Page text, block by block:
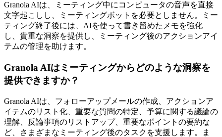
Granola AIは、ミーティング中にコンピュータの音声を直接
文字起こしし、ミーティングボットを必要としません。ミー
ティング終了後には、AIを使って書き留めたメモを強化
し、貴重な洞察を提供し、ミーティング後のアクションアイ
テムの管理を助けます。
Granola AIはミーティングからどのような洞察を
提供できますか？
Granola AIは、フォローアップメールの作成、アクションア
イテムのリスト化、重要な質問の特定、予算に関する議論の
理解、反論事項のリストアップ、重要なポイントの要約な
ど、さまざまなミーティング後のタスクを支援します。ま